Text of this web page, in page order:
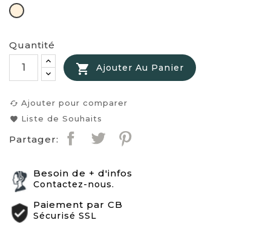
Naturel
Quantité
 Ajouter Au Panier
cached Ajouter pour comparer
favorite Liste de Souhaits
Partager:
Besoin de + d'infos
Contactez-nous.
Paiement par CB
Sécurisé SSL